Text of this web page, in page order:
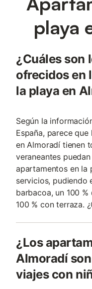
playa
¿Cuáles son
ofrecidos en
la playa en
Según la
España, parece
en Almoradí tienen
veraneantes
apartamentos en la
servicios, pudiendo
barbacoa, un 100
100 % con terraza.
¿Los
Almoradí
viajes con